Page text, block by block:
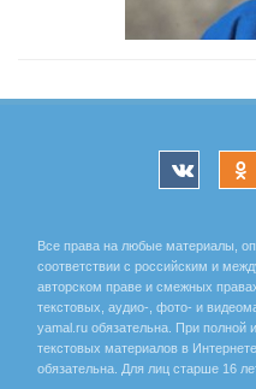
Все права на любые материалы,
соответствии с российским и
авторском праве и смежных
текстовых, аудио-, фото- и
yamal.ru обязательна. При полной
текстовых материалов в
обязательна. Для лиц старше 16